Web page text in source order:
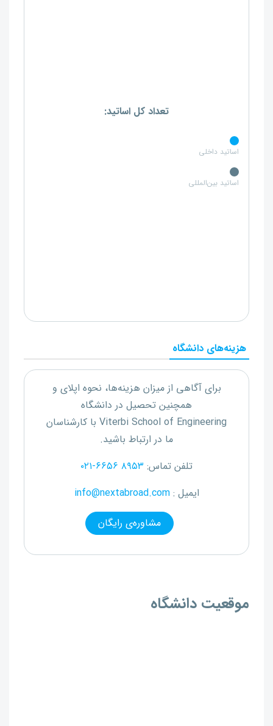
تعداد کل اساتید:
اساتید داخلی
اساتید بین‌المللی
هزینه‌های دانشگاه
برای آگاهی از میزان هزینه‌ها، نحوه اپلای و
همچنین تحصیل در دانشگاه
Viterbi School of Engineering با کارشناسان
ما در ارتباط باشید.
تلفن تماس: ۰۲۱-۶۶۵۶ ۸۹۵۳
ایمیل :info@nextabroad.com
مشاوره‌ی رایگان
موقعیت دانشگاه